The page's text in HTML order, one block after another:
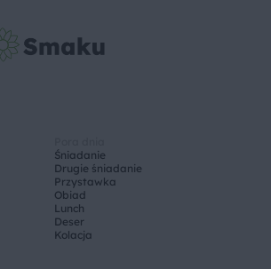
Śniadanie
Drugie śniadanie
Przystawka
Obiad
Lunch
Deser
Kolacja